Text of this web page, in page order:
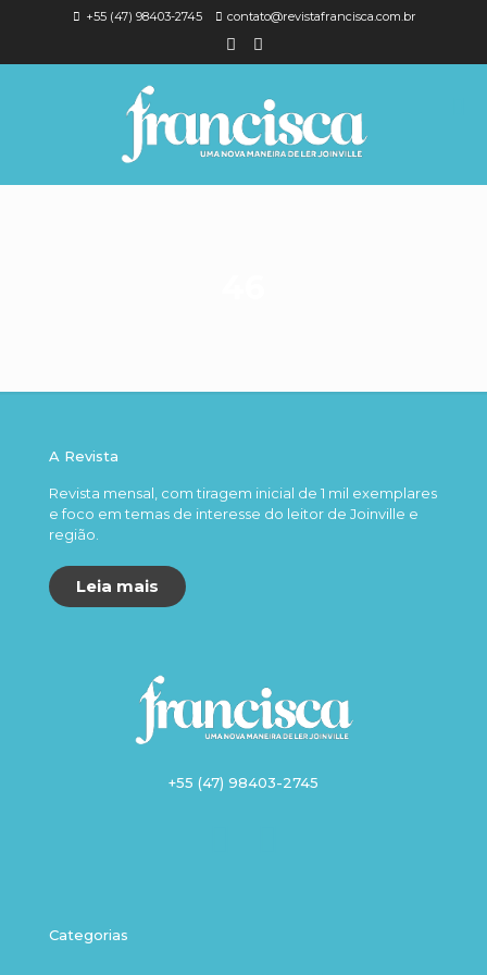
+55 (47) 98403-2745 contato@revistafrancisca.com.br
A Revista
Revista mensal, com tiragem inicial de 1 mil exemplares
e foco em temas de interesse do leitor de Joinville e
região.
Leia mais
+55 (47) 98403-2745
Categorias